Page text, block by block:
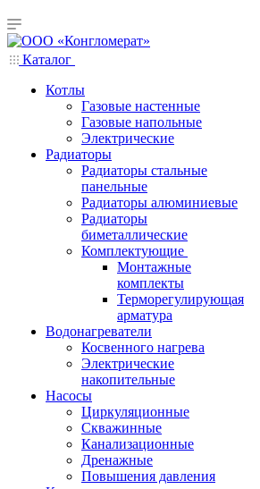
Каталог
Котлы
Газовые настенные
Газовые напольные
Электрические
Радиаторы
Радиаторы стальные
панельные
Радиаторы алюминиевые
Радиаторы
биметаллические
Комплектующие
Монтажные
комплекты
Терморегулирующая
арматура
Водонагреватели
Косвенного нагрева
Электрические
накопительные
Насосы
Циркуляционные
Скважинные
Канализационные
Дренажные
Повышения давления